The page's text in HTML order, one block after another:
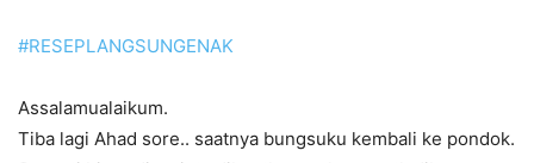
#RESEPLANGSUNGENAK
Assalamualaikum.
Tiba lagi Ahad sore.. saatnya bungsuku kembali ke pondok.